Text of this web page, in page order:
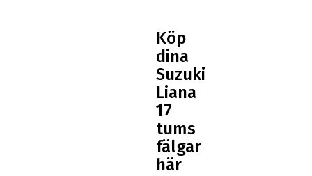
Köp
dina
Suzuki
Liana
17
tums
fälgar
här